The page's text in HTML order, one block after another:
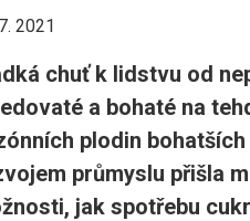
2021
chuť k lidstvu od
a bohaté na
plodin
průmyslu přišla
jak spotřebu